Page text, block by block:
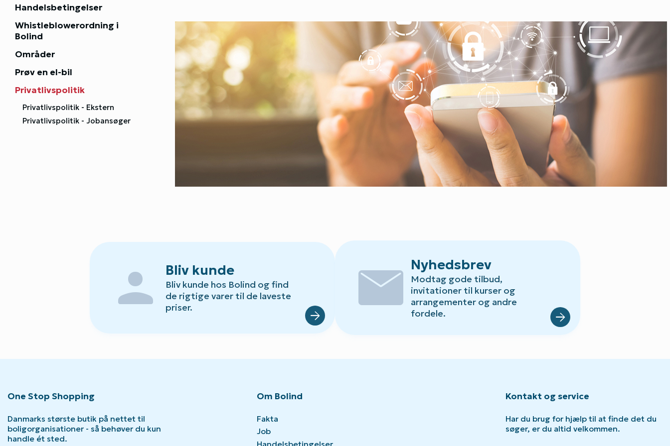
Handelsbetingelser
Whistleblowerordning i
Bolind
Områder
Prøv en el-bil
Privatlivspolitik
Privatlivspolitik - Ekstern
Privatlivspolitik - Jobansøger
person Bliv kunde
Bliv kunde hos Bolind og find
de rigtige varer til de laveste
priser.
mail Nyhedsbrev
Modtag gode tilbud,
invitationer til kurser og
arrangementer og andre
fordele.
One Stop Shopping
Danmarks største butik på nettet til
boligorganisationer - så behøver du kun
handle ét sted.
Om Bolind
Fakta
Job
Handelsbetingelser
Kontakt og service
Har du brug for hjælp til at finde det du
søger, er du altid velkommen.